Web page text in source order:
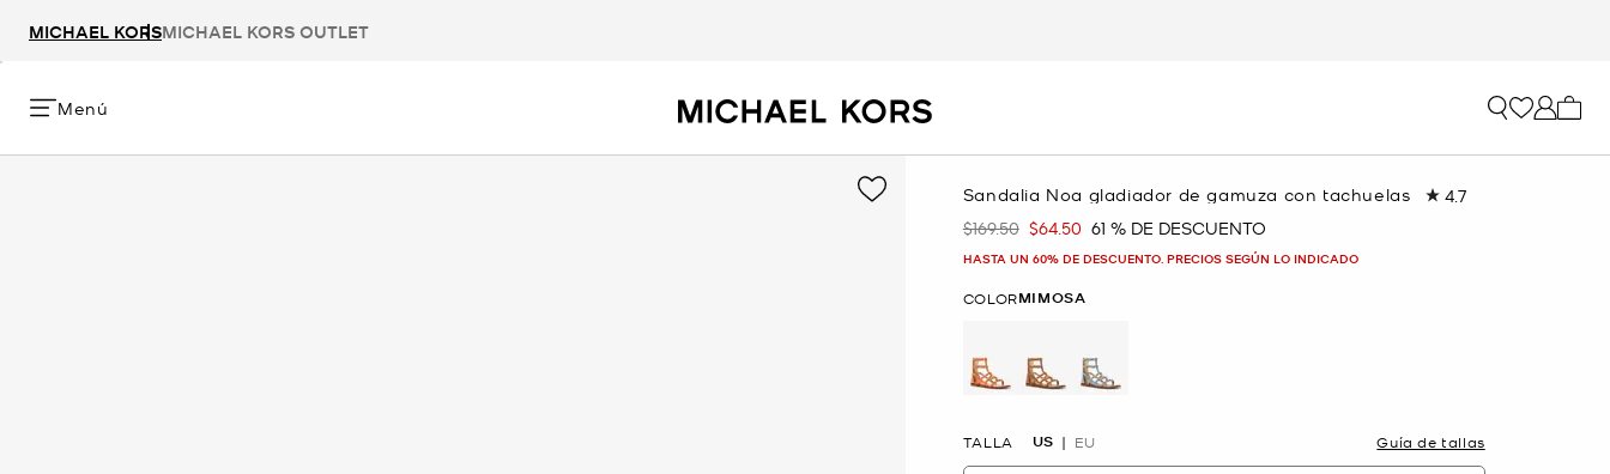
MICHAEL KORSMICHAEL KORS OUTLET
Menú
Sandalia Noa gladiador de gamuza con tachuelas 4.7
Era
$169.50 Ahora
$64.50 61 % DE DESCUENTO
HASTA UN 60% DE DESCUENTO. PRECIOS SEGÚN LO INDICADO
COLORMIMOSA
TALLA US EU Guía de tallas